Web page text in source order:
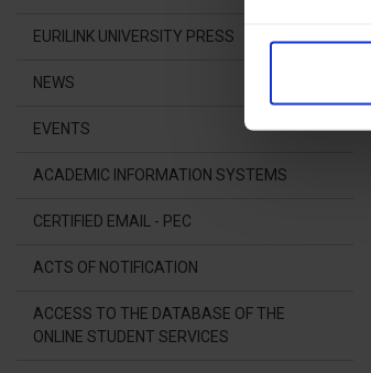
EURILINK UNIVERSITY PRESS
NEWS
EVENTS
ACADEMIC INFORMATION SYSTEMS
CERTIFIED EMAIL - PEC
ACTS OF NOTIFICATION
ACCESS TO THE DATABASE OF THE
ONLINE STUDENT SERVICES